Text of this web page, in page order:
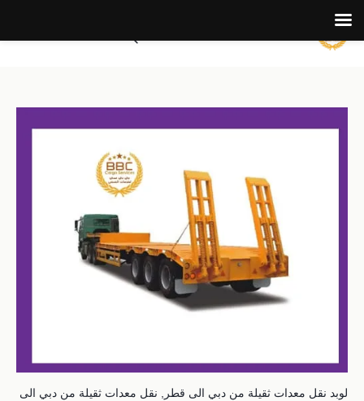
لوبد نقل معدات ثقيلة من دبي الى قطر , نقل معدات ثقيلة من دبي الى